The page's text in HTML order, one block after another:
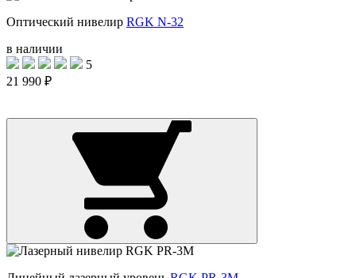
Оптический нивелир RGK N-32
в наличии
5
21 990 ₽